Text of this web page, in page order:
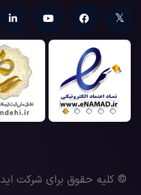
© کلیه حقوق برای شرکت